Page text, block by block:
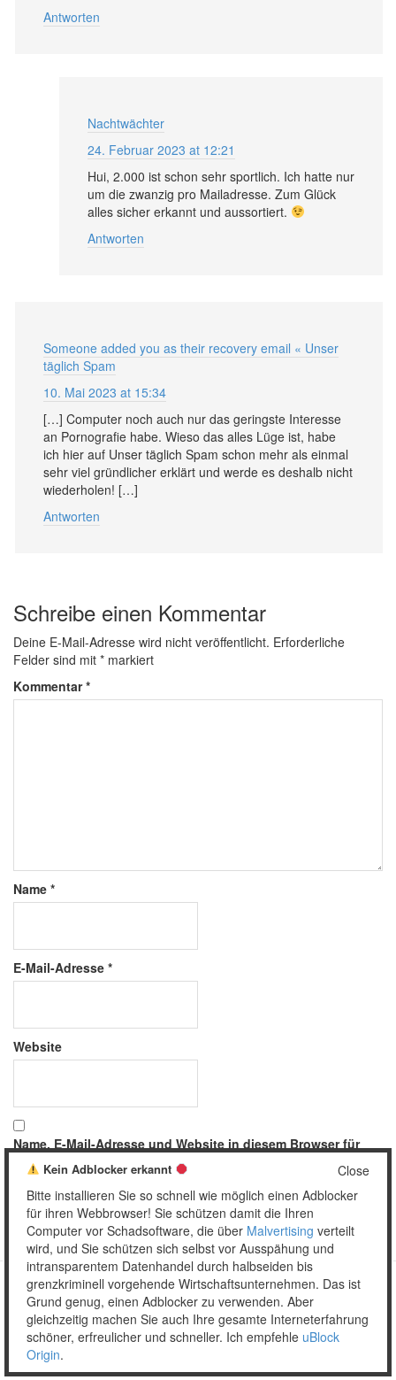
Antworten
Nachtwächter
24. Februar 2023 at 12:21
Hui, 2.000 ist schon sehr sportlich. Ich hatte nur
um die zwanzig pro Mailadresse. Zum Glück
alles sicher erkannt und aussortiert.
Antworten
Someone added you as their recovery email « Unser
täglich Spam
10. Mai 2023 at 15:34
[…] Computer noch auch nur das geringste Interesse
an Pornografie habe. Wieso das alles Lüge ist, habe
ich hier auf Unser täglich Spam schon mehr als einmal
sehr viel gründlicher erklärt und werde es deshalb nicht
wiederholen! […]
Antworten
Schreibe einen Kommentar
Deine E-Mail-Adresse wird nicht veröffentlicht. Erforderliche
Felder sind mit * markiert
Kommentar*
Name *
E-Mail-Adresse *
Website
Name, E-Mail-Adresse und Website in diesem Browser für
meinen nächsten Kommentar speichern.
Copyright © 2026 Unser täglich Spam.
MobileWordPress Theme by themehall.com
Close
Kein Adblocker erkannt
Bitte installieren Sie so schnell wie möglich einen Adblocker
für ihren Webbrowser! Sie schützen damit die Ihren
Computer vor Schadsoftware, die über Malvertising verteilt
wird, und Sie schützen sich selbst vor Ausspähung und
intransparentem Datenhandel durch halbseiden bis
grenzkriminell vorgehende Wirtschaftsunternehmen. Das ist
Grund genug, einen Adblocker zu verwenden. Aber
gleichzeitig machen Sie auch Ihre gesamte Interneterfahrung
schöner, erfreulicher und schneller. Ich empfehle uBlock
Origin.